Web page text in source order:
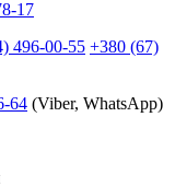
17
496-00-55 +380 (67)
64 (Viber, WhatsApp)